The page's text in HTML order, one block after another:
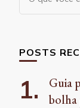
POSTS
Guia
bolha